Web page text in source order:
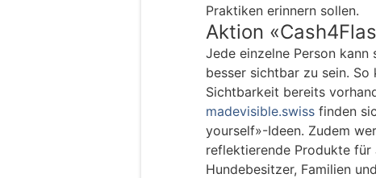
Praktiken erinnern sollen.
Aktion
Jede einzelne Person
besser sichtbar zu sein.
Sichtbarkeit bereits
madevisible.swiss finden
yourself»-Ideen. Zudem
reflektierende Produkte für
Hundebesitzer, Familien